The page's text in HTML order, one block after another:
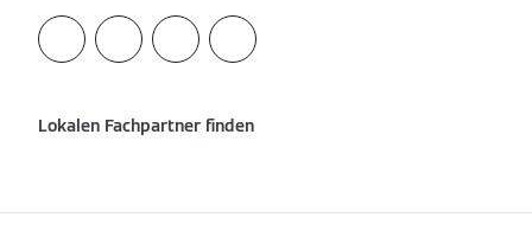
Lokalen Fachpartner finden